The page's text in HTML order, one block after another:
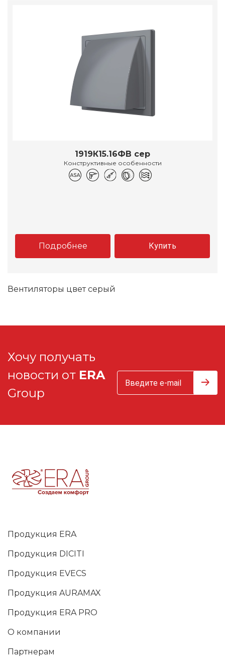
1919К15.16ФВ сер
Конструктивные особенности
Подробнее Купить
Вентиляторы цвет серый
Хочу получать
новости от ERA
Group
Продукция ERA
Продукция DICITI
Продукция EVECS
Продукция AURAMAX
Продукция ERA PRO
О компании
Партнерам